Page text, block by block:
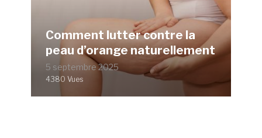
Comment lutter contre la
peau d’orange naturellement
5 septembre 2025
4380 Vues